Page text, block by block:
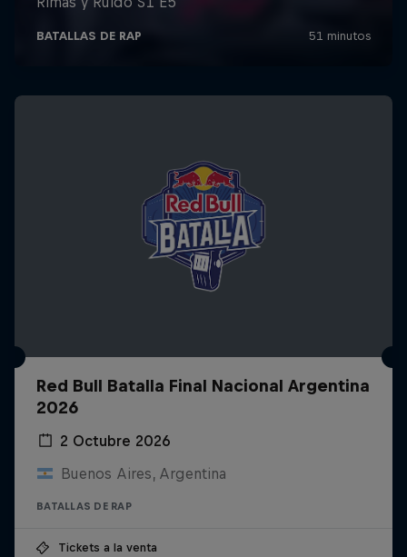
Red Bull Batalla Final Nacional Argentina
2026
2 Octubre 2026
Buenos Aires, Argentina
BATALLAS DE RAP
Tickets a la venta